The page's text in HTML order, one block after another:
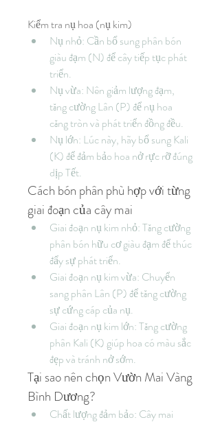
Kiểm tra nụ hoa (nụ kim)
Nụ nhỏ: Cần bổ sung phân bón
giàu đạm (N) để cây tiếp tục phát
triển.
Nụ vừa: Nên giảm lượng đạm,
tăng cường Lân (P) để nụ hoa
căng tròn và phát triển đồng đều.
Nụ lớn: Lúc này, hãy bổ sung Kali
(K) để đảm bảo hoa nở rực rỡ đúng
dịp Tết.
Cách bón phân phù hợp với từng
giai đoạn của cây mai
Giai đoạn nụ kim nhỏ: Tăng cường
phân bón hữu cơ giàu đạm để thúc
đẩy sự phát triển.
Giai đoạn nụ kim vừa: Chuyển
sang phân Lân (P) để tăng cường
sự cứng cáp của nụ.
Giai đoạn nụ kim lớn: Tăng cường
phân Kali (K) giúp hoa có màu sắc
đẹp và tránh nở sớm.
Tại sao nên chọn Vườn Mai Vàng
Bình Dương?
Chất lượng đảm bảo: Cây mai